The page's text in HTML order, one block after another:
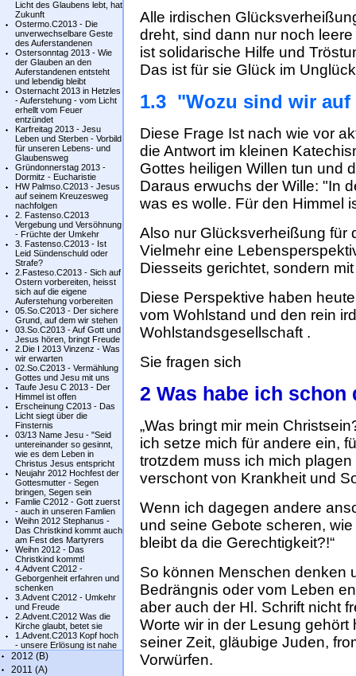
Licht des Glaubens lebt, hat
Zukunft
Ostermo.C2013 - Die
unverwechselbare Geste
des Auferstandenen
Ostersonntag 2013 - Wie
der Glauben an den
Auferstandenen entsteht
und lebendig bleibt
Osternacht 2013 in Hetzles
- Auferstehung - vom Licht
erhellt vom Feuer
entzündet
Karfreitag 2013 - Jesu
Leben und Sterben - Vorbild
für unseren Lebens- und
Glaubensweg
Gründonnerstag 2013 -
Dormitz - Eucharistie
HW Palmso.C2013 - Jesus
auf seinem Kreuzesweg
nachfolgen
2. Fastenso.C2013
Vergebung und Versöhnung
- Früchte der Umkehr
3. Fastenso.C2013 - Ist
Leid Sündenschuld oder
Strafe?
2.Fasteso.C2013 - Sich auf
Ostern vorbereiten, heisst
sich auf die eigene
Auferstehung vorbereiten
05.So.C2013 - Der sichere
Grund, auf dem wir stehen
03.So.C2013 - Auf Gott und
Jesus hören, bringt Freude
2.Die I 2013 Vinzenz - Was
wir erwarten
02.So.C2013 - Vermählung
Gottes und Jesu mit uns
Taufe Jesu C 2013 - Der
Himmel ist offen
Erscheinung C2013 - Das
Licht siegt über die
Finsternis
03/13 Name Jesu - "Seid
untereinander so gesinnt,
wie es dem Leben in
Christus Jesus entspricht
Neujahr 2012 Hochfest der
Gottesmutter - Segen
bringen, Segen sein
Famlie C2012 - Gott zuerst
- auch in unseren Famlien
Weihn 2012 Stephanus -
Das Christkind kommt auch
am Fest des Martyrers
Weihn 2012 - Das
Christkind kommt!
4.Advent C2012 -
Geborgenheit erfahren und
schenken
3.Advent C2012 - Umkehr
und Freude
2.Advent.C2012 Was die
Kirche glaubt, betet sie
1.Advent.C2013 Kopf hoch
- unsere Erlösung ist nahe
2012 (B)
2011 (A)
Alle irdischen
dreht, sind dann nur noch
ist solidarische Hilfe und
Das ist für sie Glück im
1.3 "Wozu sind wir auf
Diese Frage Ist nach wie vor
die Antwort im kleinen
Gottes heiligen Willen tun und
Daraus erwuchs der Wille: "In
was es wolle. Für den Himmel
Also nur Glücksverheißung für
Vielmehr eine
Diesseits gerichtet, sondern
Diese Perspektive haben
vom Wohlstand und den rein
Wohlstandsgesellschaft .
Sie fragen sich
2 Was habe ich
„Was bringt mir mein
ich setze mich für andere ein,
trotzdem muss ich mich
verschont von Krankheit und
Wenn ich dagegen andere
und seine Gebote scheren,
bleibt da die Gerechtigkeit?!“
So können Menschen denken
Bedrängnis oder vom Leben
aber auch der Hl. Schrift nicht
Worte wir in der Lesung
seiner Zeit, gläubige Juden,
Vorwürfen.